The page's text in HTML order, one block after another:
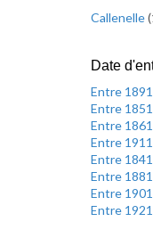
Callenelle(
Date
Entre
Entre
Entre
Entre
Entre
Entre
Entre
Entre